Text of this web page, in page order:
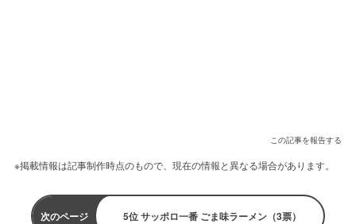
この記事を報告する
※掲載情報は記事制作時点のもので、現在の情報と異なる場合があります。
次のページ 5位 サッポロ一番 ごま味ラーメン（3票）